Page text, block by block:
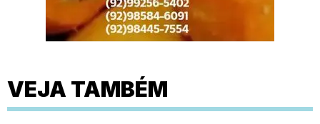
VEJA TAMBÉM